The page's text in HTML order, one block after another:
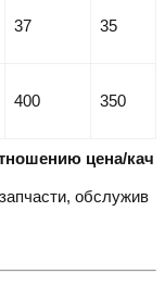
37 35
400 350
цена/кач
обслужив